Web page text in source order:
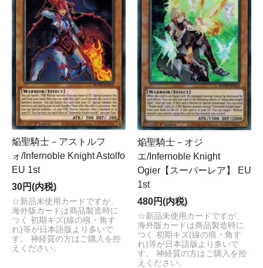
焔聖騎士－アストルフ
ォ/Infernoble Knight Astolfo
EU 1st
30円(内税)
☆新品未使用カードですが、
海外版カードは商品製造時に
つく 初期キズ(線の痕・角す
れ)等が日本語版より多いで
す。 神経質の方はご購入を控
えください。
焔聖騎士－オジ
エ/Infernoble Knight
Ogier【スーパーレア】 EU
1st
480円(内税)
☆新品未使用カードですが、
海外版カードは商品製造時に
つく 初期キズ(線の痕・角す
れ)等が日本語版より多いで
す。 神経質の方はご購入を控
えください。